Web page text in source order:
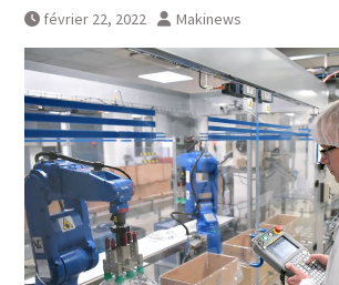
février 22, 2022 Makinews